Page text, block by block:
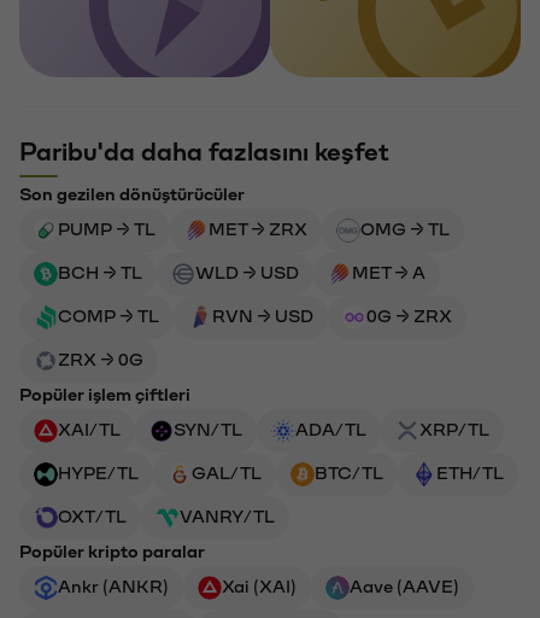
Paribu'da daha fazlasını keşfet
Son gezilen dönüştürücüler
PUMP → TL
MET → ZRX OMG → TL
BCH → TL WLD → USD MET → A
COMP → TL RVN → USD 0G → ZRX
ZRX → 0G
Popüler işlem çiftleri
XAI/TL
SYN/TL ADA/TL XRP/TL
HYPE/TL GAL/TL BTC/TL ETH/TL
OXT/TL
VANRY/TL
Popüler kripto paralar
Ankr (ANKR)
Xai (XAI) Aave (AAVE)